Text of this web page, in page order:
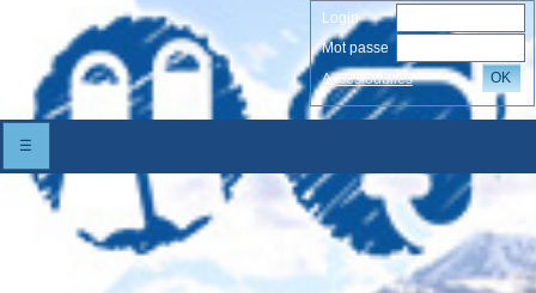
Login
Mot passe
Accés oubliés
OK
☰